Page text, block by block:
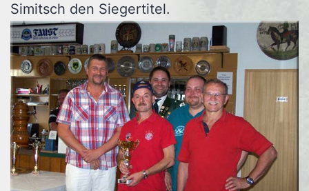
Simitsch den Siegertitel.